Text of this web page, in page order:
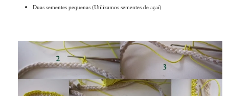
Duas sementes pequenas (Utilizamos sementes de açaí)